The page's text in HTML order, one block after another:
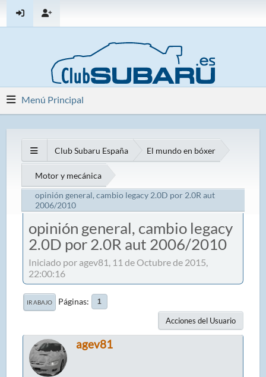
Menú Principal
Club Subaru España El mundo en bóxer
Motor y mecánica
opinión general, cambio legacy 2.0D por 2.0R aut
2006/2010
opinión general, cambio legacy
2.0D por 2.0R aut 2006/2010
Iniciado por agev81, 11 de Octubre de 2015,
22:00:16
IR ABAJO Páginas 1
Acciones del Usuario
agev81